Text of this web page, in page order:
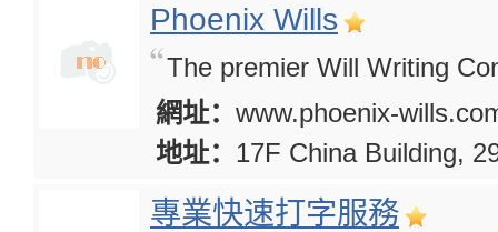
Phoenix Wills
The premier Will Writing
網址： www.phoenix-
地址： 17F China Building,
專業快速打字服務